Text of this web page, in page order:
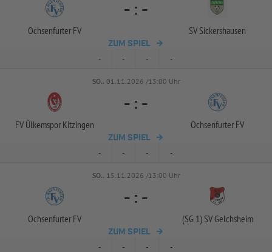
Ochsenfurter FV
- : -
SV Sickershausen
ZUM SPIEL
- - - -
SO.. 01.11.2026 /13:00 Uhr
FV Ülkemspor Kitzingen
- : -
Ochsenfurter FV
ZUM SPIEL
- - - -
SO.. 15.11.2026 /13:00 Uhr
Ochsenfurter FV
- : -
(SG 1) SV Gelchsheim
ZUM SPIEL
- - - -